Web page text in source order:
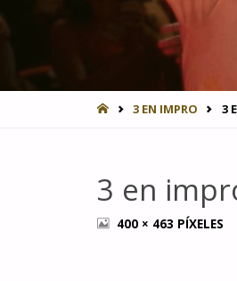
INICIO3 EN IMPRO 3
3 en
TAMAÑO
400 × 463 PÍXELES